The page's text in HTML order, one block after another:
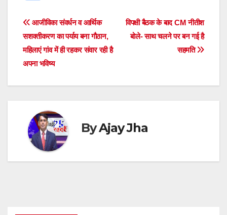
s
A
p
p
e
b
o
k
er e
n
g
a
d
gr
a
e
dI
di
t
ar
e
Post
navigation
विपक्षी बैठक के बाद CM नीतीश
बोले- साथ चलने पर बन गई है
सहमति
आजीविका संवर्धन व आर्थिक
सशक्तीकरण का पर्याय बना गौठान,
महिलाएं गांव में ही रहकर संवार रही है
अपना भविष्य
ByAjay Jha